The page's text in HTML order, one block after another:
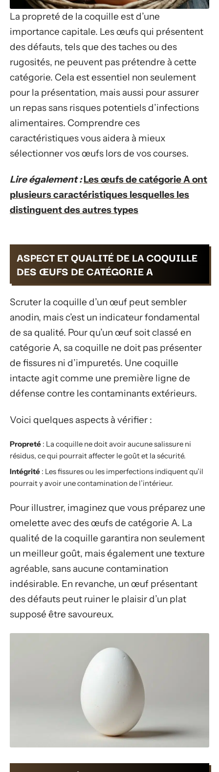
La propreté de la coquille est d’une
importance capitale. Les œufs qui présentent
des défauts, tels que des taches ou des
rugosités, ne peuvent pas prétendre à cette
catégorie. Cela est essentiel non seulement
pour la présentation, mais aussi pour assurer
un repas sans risques potentiels d’infections
alimentaires. Comprendre ces
caractéristiques vous aidera à mieux
sélectionner vos œufs lors de vos courses.
Lire également : Les œufs de catégorie A ont
plusieurs caractéristiques lesquelles les
distinguent des autres types
ASPECT ET QUALITÉ DE LA COQUILLE
DES ŒUFS DE CATÉGORIE A
Scruter la coquille d’un œuf peut sembler
anodin, mais c’est un indicateur fondamental
de sa qualité. Pour qu’un œuf soit classé en
catégorie A, sa coquille ne doit pas présenter
de fissures ni d’impuretés. Une coquille
intacte agit comme une première ligne de
défense contre les contaminants extérieurs.
Voici quelques aspects à vérifier :
Propreté : La coquille ne doit avoir aucune salissure ni
résidus, ce qui pourrait affecter le goût et la sécurité.
Intégrité : Les fissures ou les imperfections indiquent qu’il
pourrait y avoir une contamination de l’intérieur.
Pour illustrer, imaginez que vous préparez une
omelette avec des œufs de catégorie A. La
qualité de la coquille garantira non seulement
un meilleur goût, mais également une texture
agréable, sans aucune contamination
indésirable. En revanche, un œuf présentant
des défauts peut ruiner le plaisir d’un plat
supposé être savoureux.